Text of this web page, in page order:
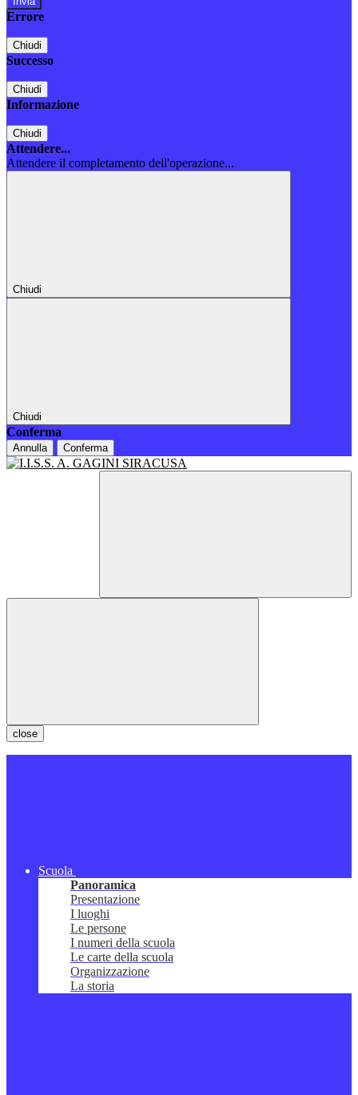
Errore
Chiudi
Successo
Chiudi
Informazione
Chiudi
Attendere...
Attendere il completamento dell'operazione...
Chiudi
Chiudi
Conferma
Annulla Conferma
close
Scuola
Panoramica
Presentazione
I luoghi
Le persone
I numeri della scuola
Le carte della scuola
Organizzazione
La storia